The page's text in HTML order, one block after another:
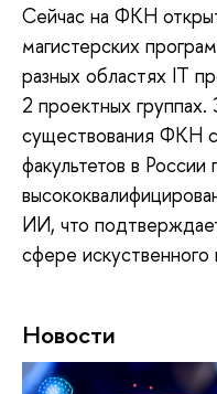
Сейчас на ФКН
магистерских
разных областях IT
2 проектных группах.
существования ФКН
факультетов в России
ИИ, что
сфере искуственного
Новости